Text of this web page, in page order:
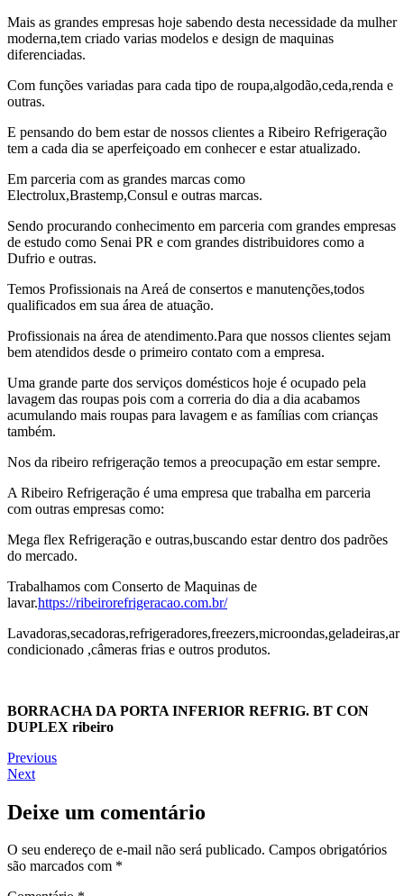
Mais as grandes empresas hoje sabendo desta necessidade da mulher
moderna,tem criado varias modelos e design de maquinas
diferenciadas.
Com funções variadas para cada tipo de roupa,algodão,ceda,renda e
outras.
E pensando do bem estar de nossos clientes a Ribeiro Refrigeração
tem a cada dia se aperfeiçoado em conhecer e estar atualizado.
Em parceria com as grandes marcas como
Electrolux,Brastemp,Consul e outras marcas.
Sendo procurando conhecimento em parceria com grandes empresas
de estudo como Senai PR e com grandes distribuidores como a
Dufrio e outras.
Temos Profissionais na Areá de consertos e manutenções,todos
qualificados em sua área de atuação.
Profissionais na área de atendimento.Para que nossos clientes sejam
bem atendidos desde o primeiro contato com a empresa.
Uma grande parte dos serviços domésticos hoje é ocupado pela
lavagem das roupas pois com a correria do dia a dia acabamos
acumulando mais roupas para lavagem e as famílias com crianças
também.
Nos da ribeiro refrigeração temos a preocupação em estar sempre.
A Ribeiro Refrigeração é uma empresa que trabalha em parceria
com outras empresas como:
Mega flex Refrigeração e outras,buscando estar dentro dos padrões
do mercado.
Trabalhamos com Conserto de Maquinas de
lavar.https://ribeirorefrigeracao.com.br/
Lavadoras,secadoras,refrigeradores,freezers,microondas,geladeiras,ar
condicionado ,câmeras frias e outros produtos.
BORRACHA DA PORTA INFERIOR REFRIG. BT CON
DUPLEX ribeiro
Navegação
de
Post
PreviousPrevious
NextNext
Deixe um comentário
O seu endereço de e-mail não será publicado. Campos obrigatórios
são marcados com *